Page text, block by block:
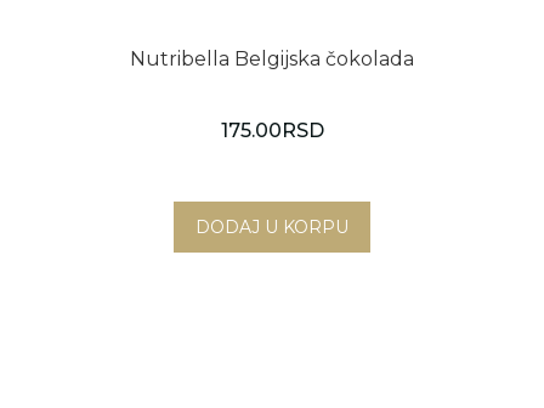
Nutribella Belgijska čokolada
175.00 RSD